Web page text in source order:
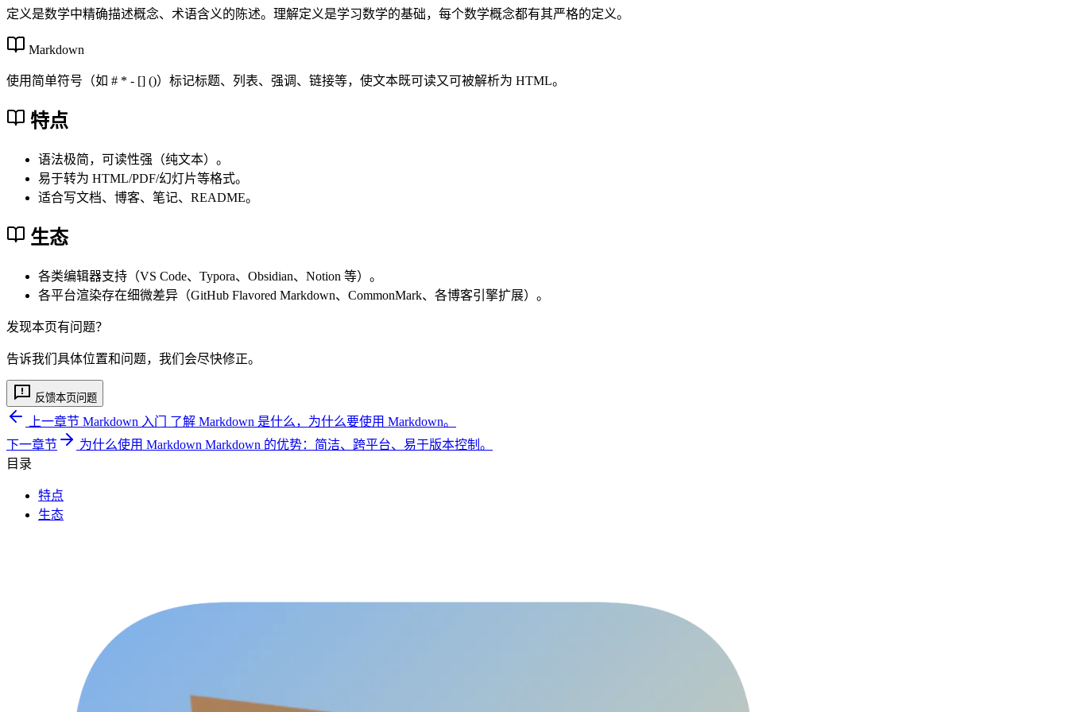
定义是数学中精确描述概念、术语含义的陈述。理解定义是学习数学的基础，每个数学概念都有其严格的定义。
Markdown
使用简单符号（如 # * - [] ()）标记标题、列表、强调、链接等，使文本既可读又可被解析为 HTML。
特点
语法极简，可读性强（纯文本）。
易于转为 HTML/PDF/幻灯片等格式。
适合写文档、博客、笔记、README。
生态
各类编辑器支持（VS Code、Typora、Obsidian、Notion 等）。
各平台渲染存在细微差异（GitHub Flavored Markdown、CommonMark、各博客引擎扩展）。
发现本页有问题？
告诉我们具体位置和问题，我们会尽快修正。
反馈本页问题
上一章节 Markdown 入门 了解 Markdown 是什么，为什么要使用 Markdown。
下一章节
为什么使用 Markdown Markdown 的优势：简洁、跨平台、易于版本控制。
目录
特点
生态